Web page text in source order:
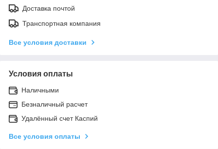
Доставка почтой
Транспортная компания
Все условия доставки
Условия оплаты
Наличными
Безналичный расчет
Удалённый счет Каспий
Все условия оплаты